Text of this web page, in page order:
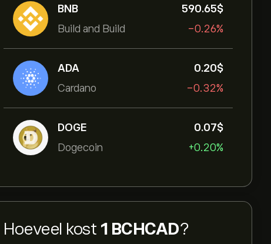
BNB
Build and Build
590.65‎$‎
-0.26%
ADA
Cardano
0.20‎$‎
-0.32%
DOGE
Dogecoin
0.07‎$‎
+0.20%
Hoeveel kost 1 BCHCAD?